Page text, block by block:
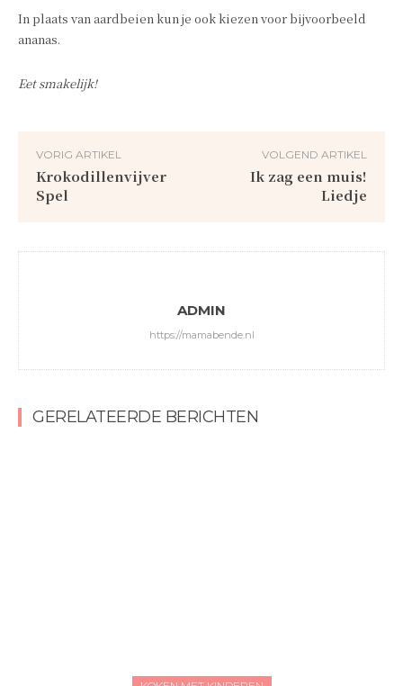
In plaats van aardbeien kun je ook kiezen voor bijvoorbeeld
ananas.
Eet smakelijk!
VORIG ARTIKEL
Krokodillenvijver
Spel
VOLGEND ARTIKEL
Ik zag een muis!
Liedje
ADMIN
https://mamabende.nl
GERELATEERDE BERICHTEN